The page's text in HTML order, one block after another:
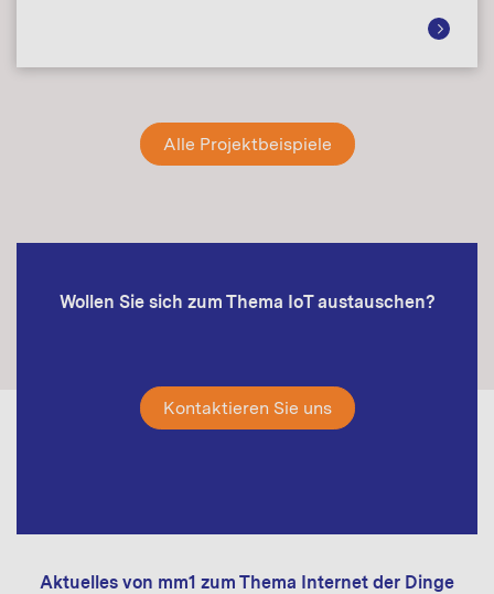
Alle Projektbeispiele
Wollen Sie sich zum Thema IoT austauschen?
Kontaktieren Sie uns
Aktuelles von mm1 zum Thema Internet der Dinge